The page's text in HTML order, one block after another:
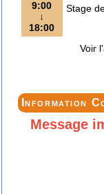
9:00
↓
18:00
Stage
Voir
Information
Message